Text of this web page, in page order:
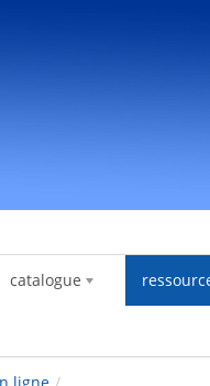
catalogue